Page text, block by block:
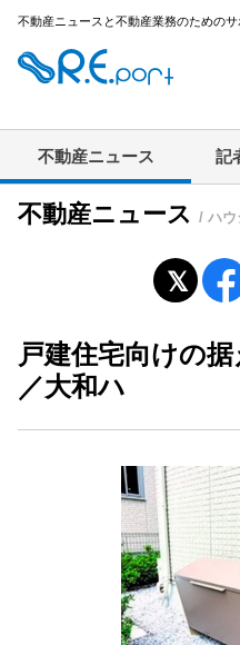
不動産ニュースと不動産業務のためのサ
不動産ニュース 記
不動産ニュース / ハウ
戸建住宅向けの
／大和ハ